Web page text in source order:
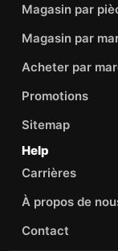
Magasin par
Magasin par
Acheter par
Promotions
Sitemap
Help
Carrières
À propos de
Contact